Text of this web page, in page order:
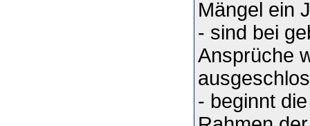
Mängel ein
- sind bei
Ansprüche
- beginnt